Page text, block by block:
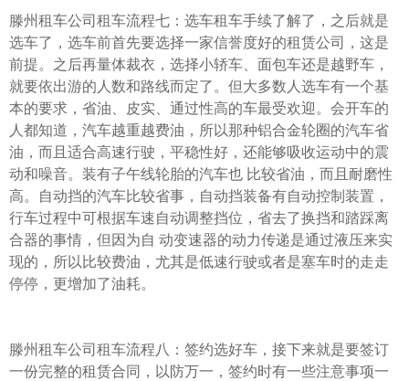
滕州租车公司租车流程七：选车租车手续了解了，之后就是
选车了，选车前首先要选择一家信誉度好的租赁公司，这是
前提。之后再量体裁衣，选择小轿车、面包车还是越野车，
就要依出游的人数和路线而定了。但大多数人选车有一个基
本的要求，省油、皮实、通过性高的车最受欢迎。会开车的
人都知道，汽车越重越费油，所以那种铝合金轮圈的汽车省
油，而且适合高速行驶，平稳性好，还能够吸收运动中的震
动和噪音。装有子午线轮胎的汽车也 比较省油，而且耐磨性
高。自动挡的汽车比较省事，自动挡装备有自动控制装置，
行车过程中可根据车速自动调整挡位，省去了换挡和踏踩离
合器的事情，但因为自 动变速器的动力传递是通过液压来实
现的，所以比较费油，尤其是低速行驶或者是塞车时的走走
停停，更增加了油耗。
滕州租车公司租车流程八：签约选好车，接下来就是要签订
一份完整的租赁合同，以防万一，签约时有一些注意事项一